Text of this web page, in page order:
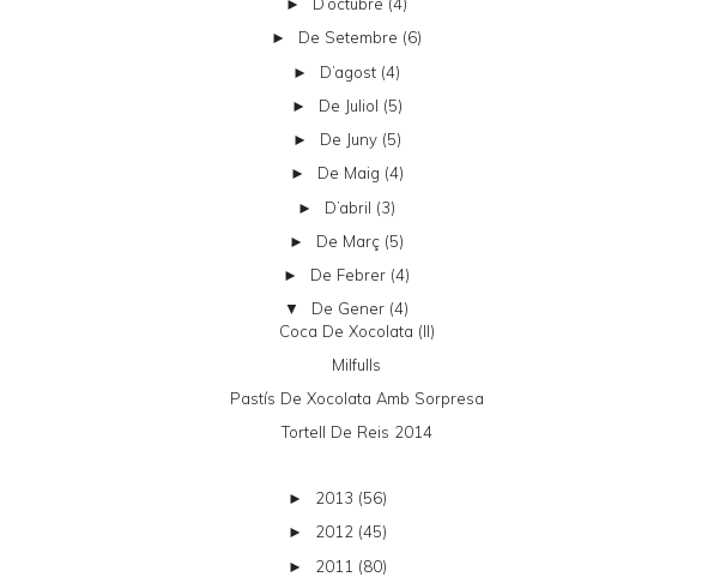
►
► De Setembre (6)
► D’agost (4)
► De Juliol (5)
► De Juny (5)
► De Maig (4)
► D’abril (3)
► De Març (5)
► De Febrer (4)
▼ De Gener (4)
Coca De Xocolata (II)
Milfulls
Pastís De Xocolata Amb Sorpresa
Tortell De Reis 2014
► 2013 (56)
► 2012 (45)
► 2011 (80)